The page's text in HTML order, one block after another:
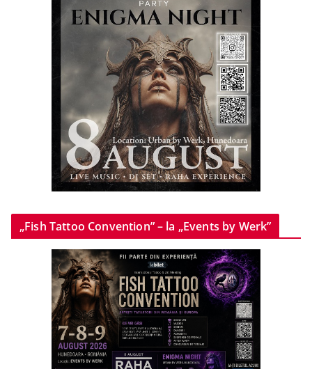
„Fish Tattoo Convention” – la „Events by Werk”